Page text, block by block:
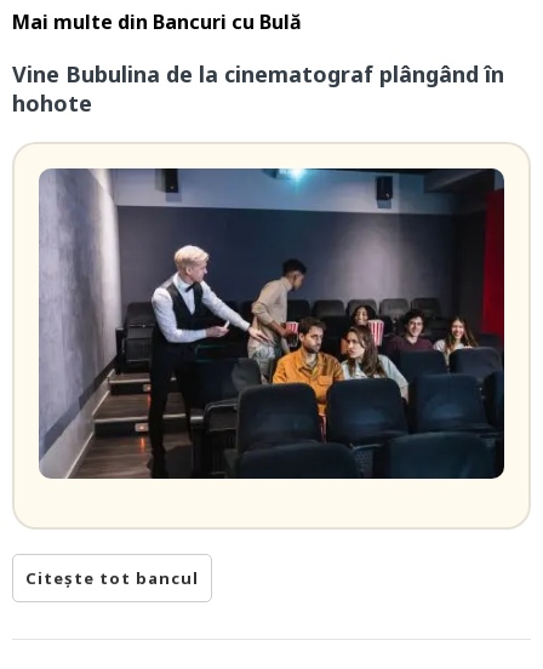
Mai multe din Bancuri cu Bulă
Vine Bubulina de la cinematograf plângând în
hohote
Citește tot bancul